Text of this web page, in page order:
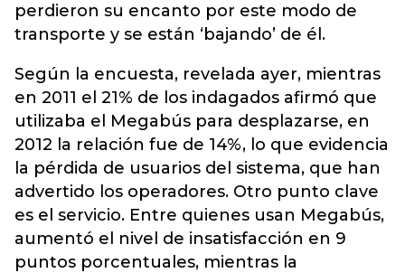
perdieron su encanto por este modo de
transporte y se están ‘bajando’ de él.
Según la encuesta, revelada ayer, mientras
en 2011 el 21% de los indagados afirmó que
utilizaba el Megabús para desplazarse, en
2012 la relación fue de 14%, lo que evidencia
la pérdida de usuarios del sistema, que han
advertido los operadores. Otro punto clave
es el servicio. Entre quienes usan Megabús,
aumentó el nivel de insatisfacción en 9
puntos porcentuales, mientras la